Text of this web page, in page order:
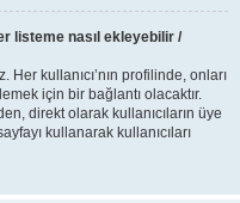
listeme nasıl ekleyebilir /
kullanıcı’nın profilinde, onları
için bir bağlantı olacaktır.
direkt olarak kullanıcıların üye
kullanarak kullanıcıları